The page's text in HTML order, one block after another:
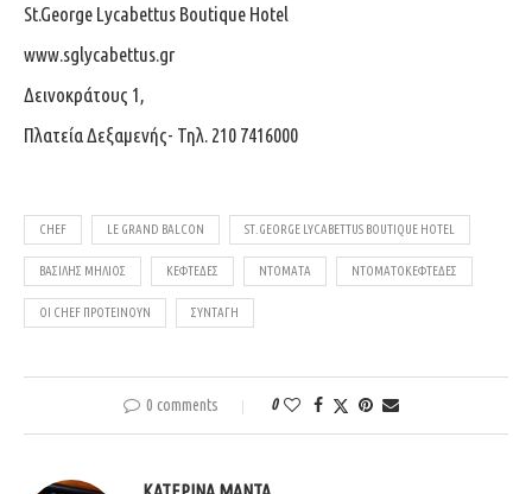
St.George Lycabettus Boutique Hotel
www.sglycabettus.gr
Δεινοκράτους 1,
Πλατεία Δεξαμενής- Τηλ. 210 7416000
CHEF LE GRAND BALCON ST.GEORGE LYCABETTUS BOUTIQUE HOTEL
ΒΑΣΊΛΗΣ ΜΉΛΙΟΣ ΚΕΦΤΈΔΕΣ ΝΤΟΜΆΤΑ ΝΤΟΜΑΤΟΚΕΦΤΈΔΕΣ
ΟΙ CHEF ΠΡΟΤΕΊΝΟΥΝ ΣΥΝΤΑΓΉ
0 comments 0